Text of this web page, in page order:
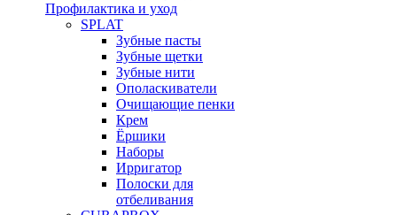
Профилактика и уход
SPLAT
Зубные пасты
Зубные щетки
Зубные нити
Ополаскиватели
Очищающие пенки
Крем
Ёршики
Наборы
Ирригатор
Полоски для
отбеливания